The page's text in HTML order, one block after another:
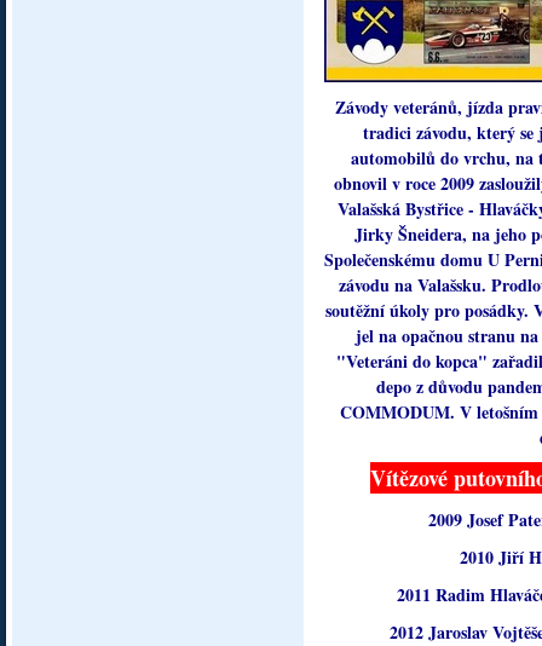
Závody veteránů, jízda
tradici závodu, který se
automobilů do vrchu,
obnovil v roce 2009
Valašská Bystřice -
Jirky Šneidera, na jeho
Společenskému domu U
závodu na Valašsku.
soutěžní úkoly pro posádky.
jel na opačnou stranu
"Veteráni do kopca"
depo z důvodu
COMMODUM. V letošním
Vítězové
2009 Josef
2010 Jiří
2011 Radim
2012 Jaroslav